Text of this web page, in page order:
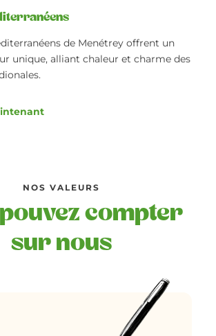
de Menétrey offrent un
unique, alliant chaleur et charme des
NOS VALEURS
compter
sur nous